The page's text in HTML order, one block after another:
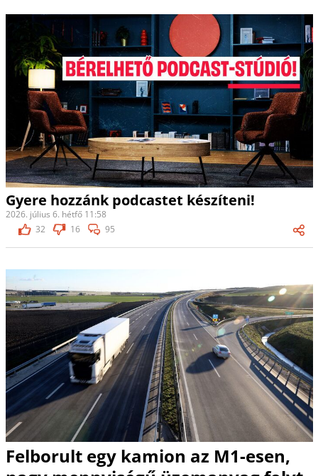
Gyere hozzánk podcastet készíteni!
2026. július 6. hétfő 11:58
32
16 95
Felborult egy kamion az M1-esen,